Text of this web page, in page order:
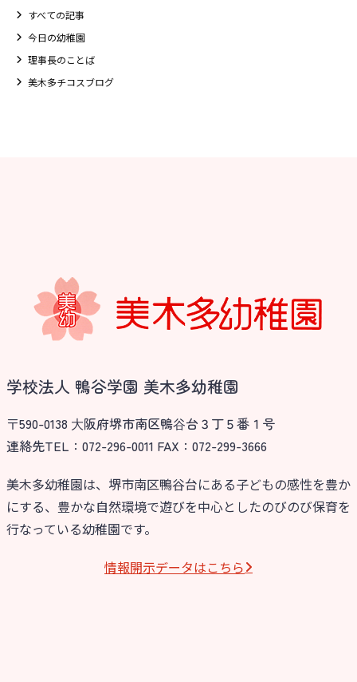
すべての記事
今日の幼稚園
理事長のことば
美木多チコスブログ
学校法人 鴨谷学園 美木多幼稚園
〒590-0138 ⼤阪府堺市南区鴨⾕台３丁５番１号
連絡先TEL：072-296-0011 FAX：072-299-3666
美木多幼稚園は、堺市南区鴨谷台にある子どもの感性を豊か
にする、豊かな自然環境で遊びを中心としたのびのび保育を
行なっている幼稚園です。
情報開⽰データはこちら